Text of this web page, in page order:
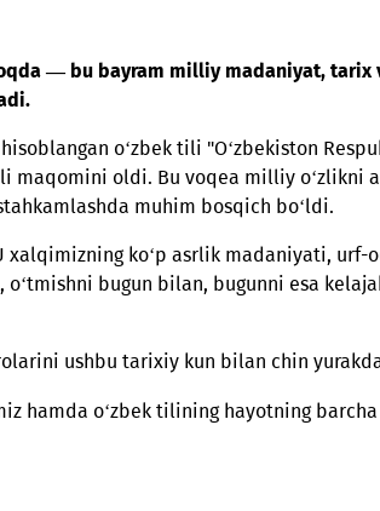
— bu bayram milliy
ifoda etadi.
boyligi hisoblangan o‘zbek tili
davlat tili maqomini oldi. Bu voqea
mustahkamlashda muhim
emas. U xalqimizning ko‘p asrlik
o‘tmishni bugun bilan,
fuqarolarini ushbu tarixiy kun
faxrlanamiz hamda o‘zbek tilining